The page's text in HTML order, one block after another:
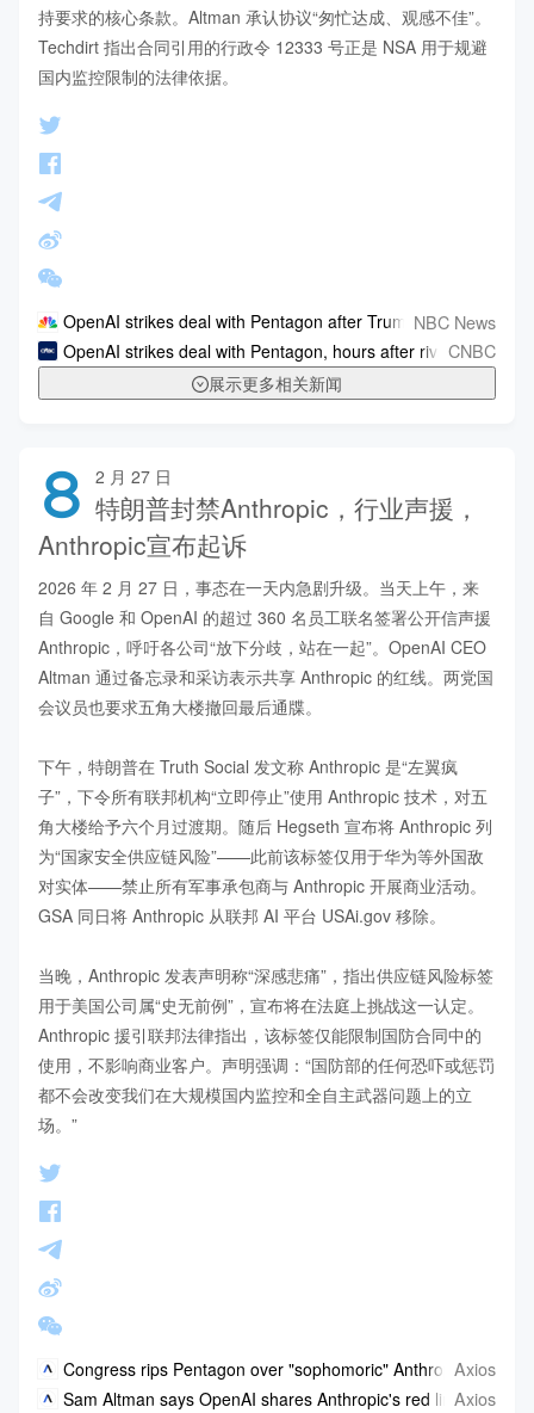
持要求的核心条款。Altman 承认协议“匆忙达成、观感不佳”。
Techdirt 指出合同引用的行政令 12333 号正是 NSA 用于规避
国内监控限制的法律依据。
OpenAI strikes deal with Pentagon after Trump orders
NBC News
OpenAI strikes deal with Pentagon, hours after rivalCNBC
展示更多相关新闻
8 2 月 27 日
特朗普封禁Anthropic，行业声援，
Anthropic宣布起诉
2026 年 2 月 27 日，事态在一天内急剧升级。当天上午，来
自 Google 和 OpenAI 的超过 360 名员工联名签署公开信声援
Anthropic，呼吁各公司“放下分歧，站在一起”。OpenAI CEO
Altman 通过备忘录和采访表示共享 Anthropic 的红线。两党国
会议员也要求五角大楼撤回最后通牒。
下午，特朗普在 Truth Social 发文称 Anthropic 是“左翼疯
子”，下令所有联邦机构“立即停止”使用 Anthropic 技术，对五
角大楼给予六个月过渡期。随后 Hegseth 宣布将 Anthropic 列
为“国家安全供应链风险”——此前该标签仅用于华为等外国敌
对实体——禁止所有军事承包商与 Anthropic 开展商业活动。
GSA 同日将 Anthropic 从联邦 AI 平台 USAi.gov 移除。
当晚，Anthropic 发表声明称“深感悲痛”，指出供应链风险标签
用于美国公司属“史无前例”，宣布将在法庭上挑战这一认定。
Anthropic 援引联邦法律指出，该标签仅能限制国防合同中的
使用，不影响商业客户。声明强调：“国防部的任何恐吓或惩罚
都不会改变我们在大规模国内监控和全自主武器问题上的立
场。”
Congress rips Pentagon over "sophomoric" Anthropic fight
Axios
Sam Altman says OpenAI shares Anthropic's red lines in
Axios